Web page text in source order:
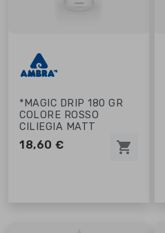
*MAGIC DRIP 180 GR
COLORE ROSSO
CILIEGIA MATT
18,60 € shopping_cart